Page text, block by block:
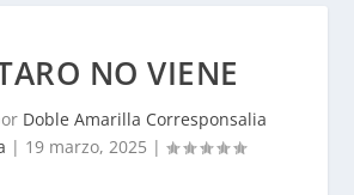
NO VIENE
Doble Amarilla Corresponsalia
| 19 marzo, 2025 |